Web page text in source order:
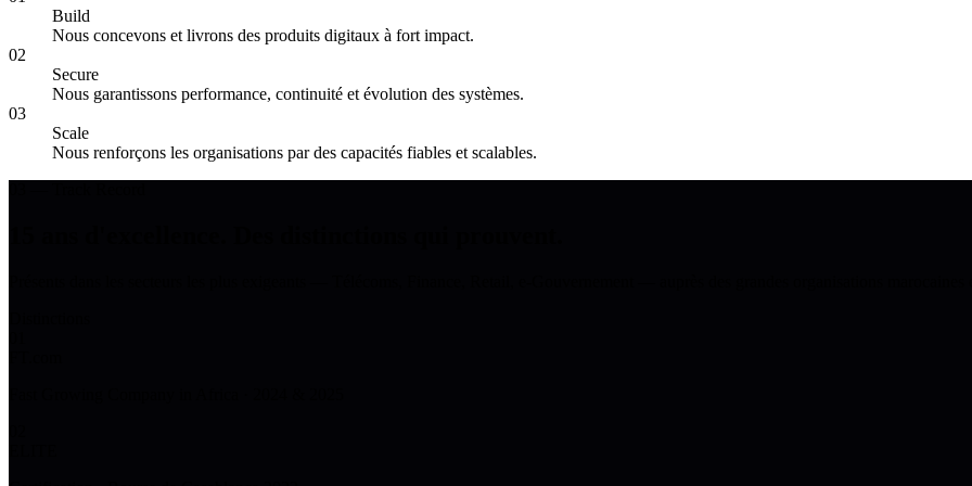
Build
Nous concevons et livrons des produits digitaux à fort impact.
02
Secure
Nous garantissons performance, continuité et évolution des systèmes.
03
Scale
Nous renforçons les organisations par des capacités fiables et scalables.